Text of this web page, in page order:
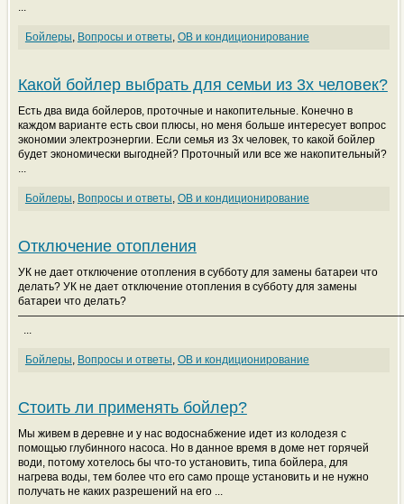
...
Бойлеры, Вопросы и ответы, ОВ и кондиционирование
Какой бойлер выбрать для семьи из 3х человек?
Есть два вида бойлеров, проточные и накопительные. Конечно в
каждом варианте есть свои плюсы, но меня больше интересует вопрос
экономии электроэнергии. Если семья из 3х человек, то какой бойлер
будет экономически выгодней? Проточный или все же накопительный?
...
Бойлеры, Вопросы и ответы, ОВ и кондиционирование
Отключение отопления
УК не дает отключение отопления в субботу для замены батареи что
делать? УК не дает отключение отопления в субботу для замены
батареи что делать?
...
Бойлеры, Вопросы и ответы, ОВ и кондиционирование
Стоить ли применять бойлер?
Мы живем в деревне и у нас водоснабжение идет из колодезя с
помощью глубинного насоса. Но в данное время в доме нет горячей
води, потому хотелось бы что-то установить, типа бойлера, для
нагрева воды, тем более что его само проще установить и не нужно
получать не каких разрешений на его ...